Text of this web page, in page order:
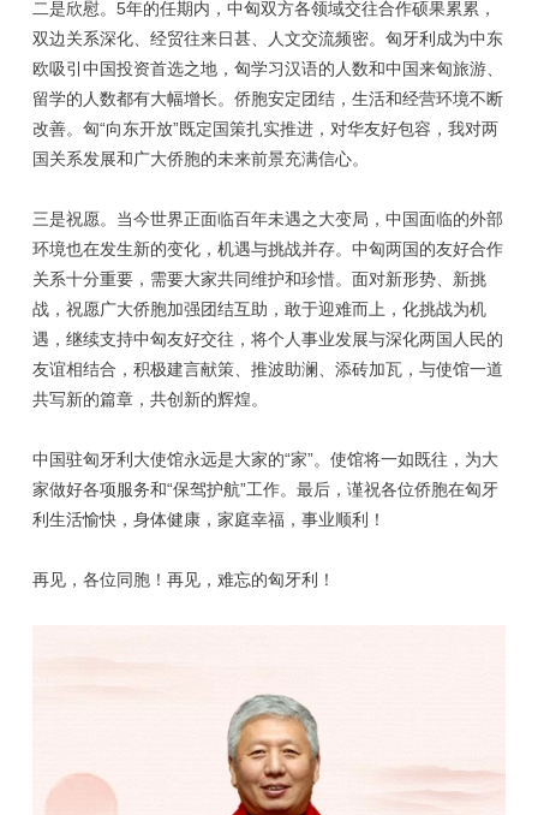
二是欣慰。5年的任期内，中匈双方各领域交往合作硕果累累，
双边关系深化、经贸往来日甚、人文交流频密。匈牙利成为中东
欧吸引中国投资首选之地，匈学习汉语的人数和中国来匈旅游、
留学的人数都有大幅增长。侨胞安定团结，生活和经营环境不断
改善。匈“向东开放”既定国策扎实推进，对华友好包容，我对两
国关系发展和广大侨胞的未来前景充满信心。
三是祝愿。当今世界正面临百年未遇之大变局，中国面临的外部
环境也在发生新的变化，机遇与挑战并存。中匈两国的友好合作
关系十分重要，需要大家共同维护和珍惜。面对新形势、新挑
战，祝愿广大侨胞加强团结互助，敢于迎难而上，化挑战为机
遇，继续支持中匈友好交往，将个人事业发展与深化两国人民的
友谊相结合，积极建言献策、推波助澜、添砖加瓦，与使馆一道
共写新的篇章，共创新的辉煌。
中国驻匈牙利大使馆永远是大家的“家”。使馆将一如既往，为大
家做好各项服务和“保驾护航”工作。最后，谨祝各位侨胞在匈牙
利生活愉快，身体健康，家庭幸福，事业顺利！
再见，各位同胞！再见，难忘的匈牙利！